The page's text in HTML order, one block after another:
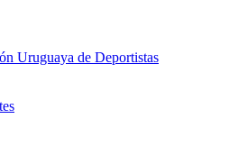
Uruguaya de Deportistas